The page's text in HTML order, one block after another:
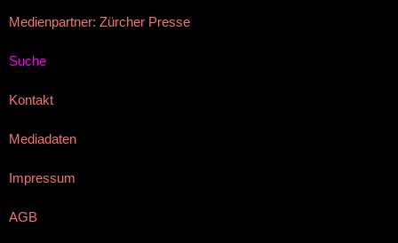
Medienpartner: Zürcher Presse
Suche
Kontakt
Mediadaten
Impressum
AGB